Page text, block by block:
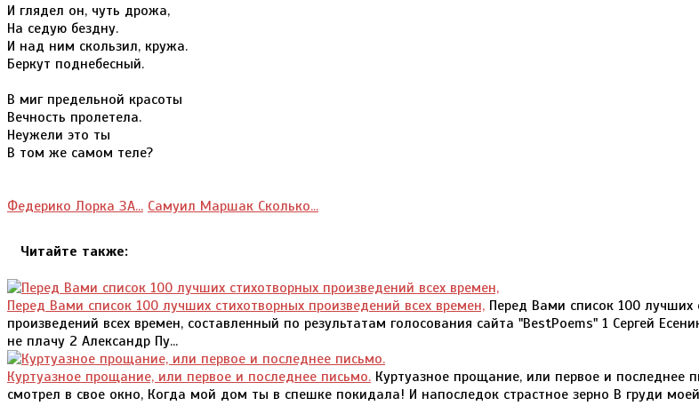
И глядел он, чуть дрожа,
На седую бездну.
И над ним скользил, кружа.
Беркут поднебесный.
В миг предельной красоты
Вечность пролетела.
Неужели это ты
В том же самом теле?
Федерико Лорка ЗА... Самуил Маршак Сколько...
Читайте также:
Перед Вами список 100 лучших стихотворных произведений всех времен, Перед Вами список 100 лучших
произведений всех времен, составленный по результатам голосования сайта "BestPoems" 1 Сергей
не плачу 2 Александр Пу...
Куртуазное прощание, или первое и последнее письмо. Куртуазное прощание, или первое и последнее
смотрел в свое окно, Когда мой дом ты в спешке покидала! И напоследок страстное зерно В груди